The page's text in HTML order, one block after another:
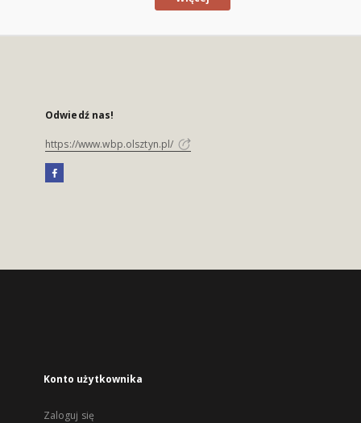
Odwiedź nas!
https://www.wbp.olsztyn.pl/
Konto użytkownika
Zaloguj się